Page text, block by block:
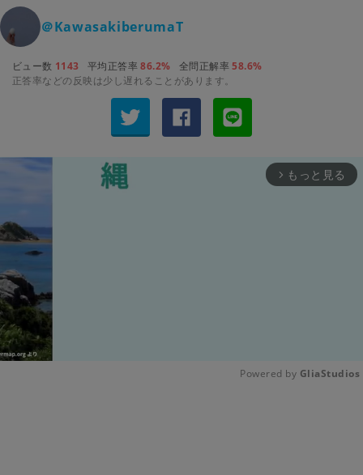
＠KawasakiberumaT
ビュー数 1143 平均正答率86.2% 全問正解率58.6%
正答率などの反映は少し遅れることがあります。
arrow_forward_ios もっと見る
Powered by GliaStudios